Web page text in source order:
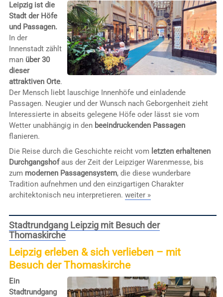
Leipzig ist die
Stadt der Höfe
und Passagen.
In der
Innenstadt zählt
man über 30
dieser
attraktiven Orte.
Der Mensch liebt lauschige Innenhöfe und einladende
Passagen. Neugier und der Wunsch nach Geborgenheit zieht
Interessierte in abseits gelegene Höfe oder lässt sie vom
Wetter unabhängig in den beeindruckenden Passagen
flanieren.
Die Reise durch die Geschichte reicht vom letzten erhaltenen
Durchgangshofaus der Zeit der Leipziger Warenmesse, bis
zum modernen Passagensystem, die diese wunderbare
Tradition aufnehmen und den einzigartigen Charakter
architektonisch neu interpretieren. weiter »
Stadtrundgang Leipzig mit Besuch der
Thomaskirche
Leipzig erleben & sich verlieben – mit
Besuch der Thomaskirche
Ein
Stadtrundgang